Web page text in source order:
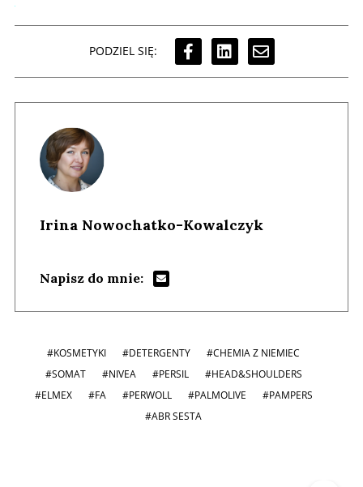
PODZIEL SIĘ:
Irina Nowochatko-Kowalczyk
Napisz do mnie:
#KOSMETYKI #DETERGENTY
#CHEMIA Z NIEMIEC
#SOMAT
#NIVEA #PERSIL
#HEAD&SHOULDERS
#ELMEX
#FA #PERWOLL #PALMOLIVE
#PAMPERS
#ABR SESTA